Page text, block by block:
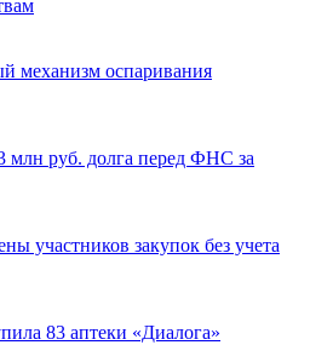
механизм оспаривания
млн руб. долга перед ФНС за
участников закупок без учета
83 аптеки «Диалога»